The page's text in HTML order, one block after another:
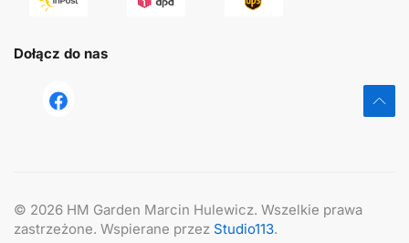
Dołącz do nas
© 2026 HM Garden Marcin Hulewicz. Wszelkie prawa
zastrzeżone. Wspierane przez Studio113.